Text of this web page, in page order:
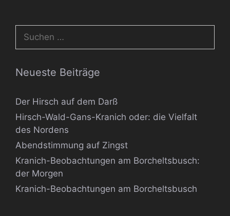
nach:
Neueste Beiträge
Der Hirsch auf dem Darß
Hirsch-Wald-Gans-Kranich oder: die Vielfalt
des Nordens
Abendstimmung auf Zingst
Kranich-Beobachtungen am Borcheltsbusch:
der Morgen
Kranich-Beobachtungen am Borcheltsbusch